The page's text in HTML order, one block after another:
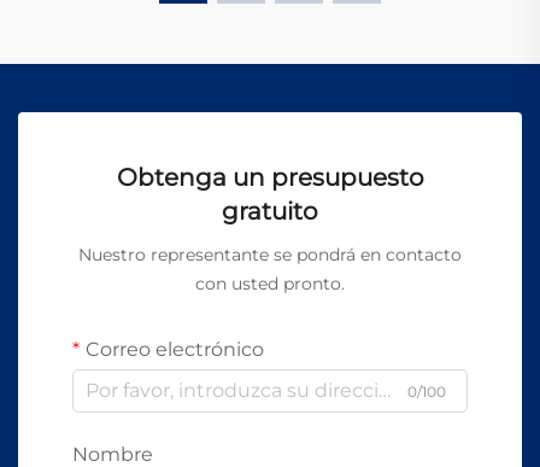
Obtenga un presupuesto
gratuito
Nuestro representante se pondrá en contacto
con usted pronto.
Correo electrónico
0/100
Nombre